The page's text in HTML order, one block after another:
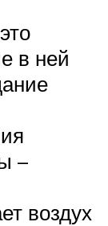
в ней
–
воздух